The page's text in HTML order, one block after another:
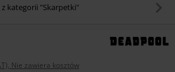
kategorii "Skarpetki"
Nie zawiera kosztów